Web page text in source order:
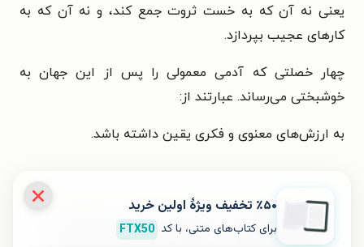
یعنی نه آن که به خست ثروت جمع کند، و نه آن که به
کارهای عجیب بپردازد.
چهار خصلتی که آدمی معمولی را پس از این جهان به
خوشبختی می‌رساند. عبارتند از:
به ارزش‌های معنوی و فکری یقین داشته باشد.
برای تجربه‌ای بهتر در دانلود کتاب گفتار بودا و خواندن آن،
اپلیکیشن طاقچه را به‌صورت رایگان نصب کنید. در
٪۵۰ تخفیف ویژۀ اولین خرید
برای کتاب‌های متنی، با کد FTX50